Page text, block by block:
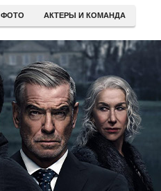
ФОТО АКТЕРЫ И КОМАНДА